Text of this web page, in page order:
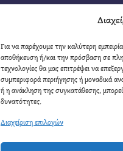
Για να παρέχουμε την καλύτερη
αποθήκευση ή/και την πρόσβαση σε
τεχνολογίες θα μας επιτρέψει να
συμπεριφορά περιήγησης ή μοναδικά
ή η ανάκληση της συγκατάθεσης, μπορεί
δυνατότητες.
Διαχείριση επιλογών